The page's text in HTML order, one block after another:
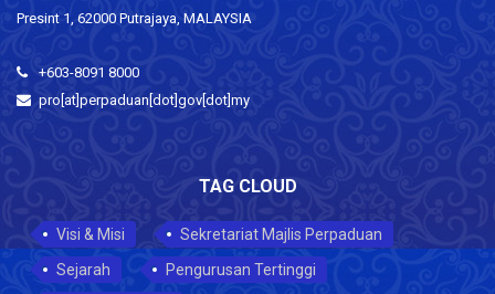
Presint 1, 62000 Putrajaya, MALAYSIA
+603-8091 8000
pro[at]perpaduan[dot]gov[dot]my
TAG CLOUD
Visi & Misi
Sekretariat Majlis Perpaduan
Sejarah
Pengurusan Tertinggi